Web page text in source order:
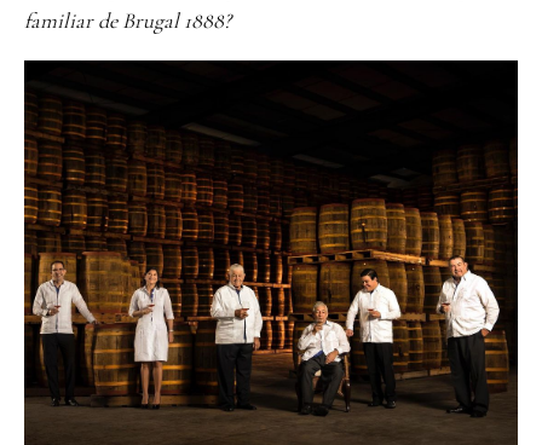
familiar de Brugal 1888?